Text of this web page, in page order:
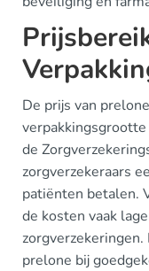
De prijs van
verpakkingsgrootte
de
zorgverzekeraars
patiënten betalen.
de kosten vaak
prelone bij